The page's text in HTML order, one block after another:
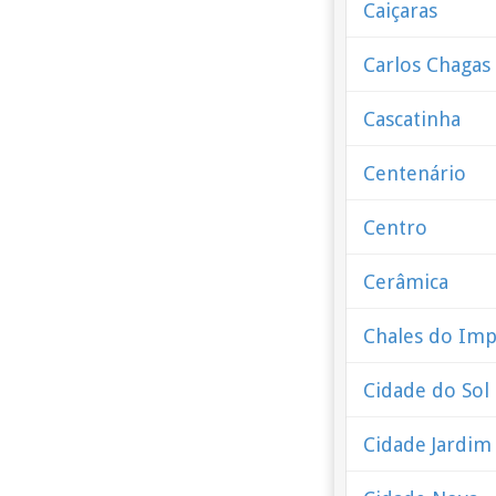
Caiçaras
Carlos Chagas
Cascatinha
Centenário
Centro
Cerâmica
Chales do
Cidade do Sol
Cidade Jardim